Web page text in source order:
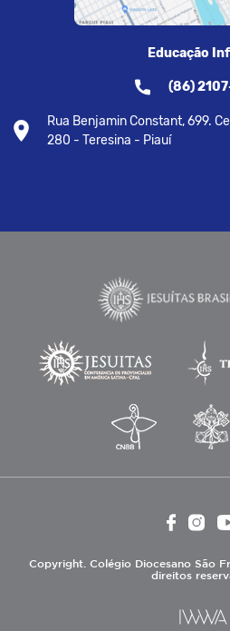
Educação
(86)
Rua Benjamin Constant, 699.
280 - Teresina - Piauí
Copyright. Colégio Diocesano São
direitos